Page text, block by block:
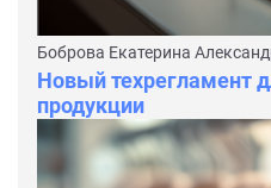
Боброва Екатерина
Новый техрегламент
продукции